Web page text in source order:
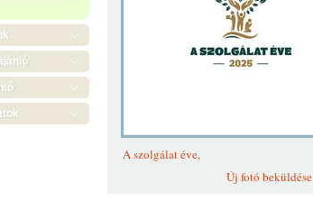
A szolgálat éve,
Új fotó beküldése